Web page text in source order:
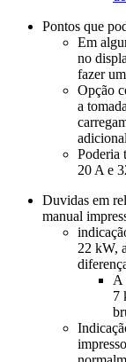
Pontos que
Em
no
fazer
Opção
a
adicional
Poderia
20 A e
Duvidas em
manual
22 kW,
A
7